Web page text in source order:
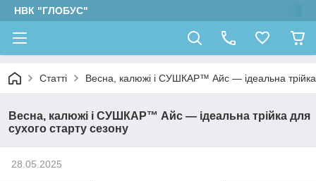
НВК "ГЛОБУС"
Статті Весна, калюжі і СУШКАР™ Айс — ідеальна трійка
Весна, калюжі і СУШКАР™ Айс — ідеальна трійка для
сухого старту сезону
28.05.2025